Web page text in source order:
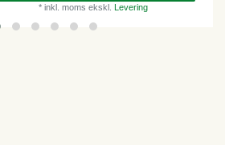
* inkl. moms ekskl. Levering